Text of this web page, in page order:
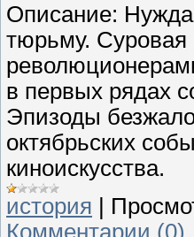
Описание: Нужда
тюрьму.
в первых рядах
Эпизоды
октябрьских
киноискусства.
история |
Комментарии (0)